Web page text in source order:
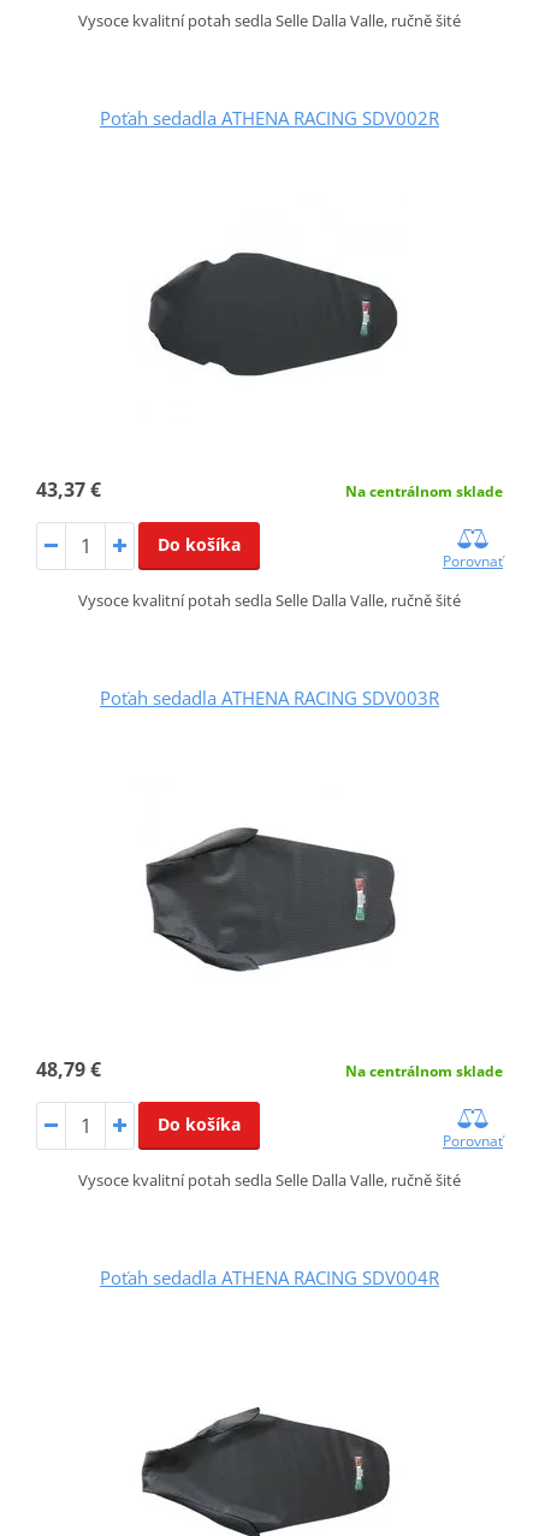
Vysoce kvalitní potah sedla Selle Dalla Valle, ručně šité
Poťah sedadla ATHENA RACING SDV002R
43,37 € Na centrálnom sklade
Do košíka
Porovnať
Vysoce kvalitní potah sedla Selle Dalla Valle, ručně šité
Poťah sedadla ATHENA RACING SDV003R
48,79 € Na centrálnom sklade
Do košíka
Porovnať
Vysoce kvalitní potah sedla Selle Dalla Valle, ručně šité
Poťah sedadla ATHENA RACING SDV004R